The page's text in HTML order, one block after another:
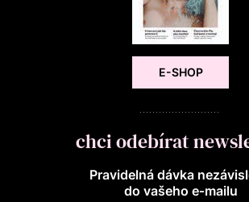
E-SHOP
chci odebírat
Pravidelná dávka
do vašeho e‑mailu